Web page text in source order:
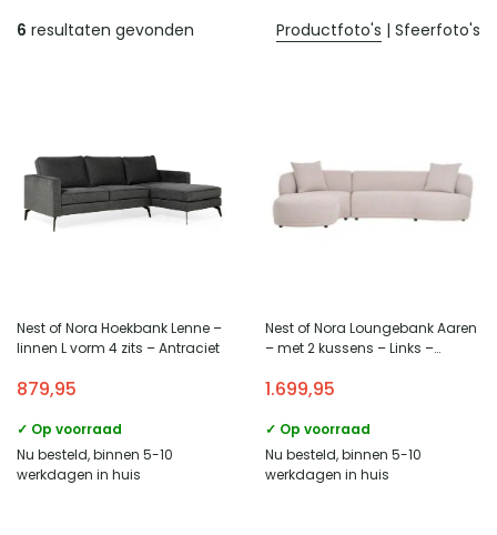
Producten
6 resultaten gevonden Productfoto's | Sfeerfoto's
Nest of Nora Hoekbank Lenne –
linnen L vorm 4 zits – Antraciet
879,95
✓ Op voorraad
Nu besteld, binnen 5-10
werkdagen in huis
Nest of Nora Loungebank Aaren
– met 2 kussens – Links –
1.699,95
✓ Op voorraad
Nu besteld, binnen 5-10
werkdagen in huis